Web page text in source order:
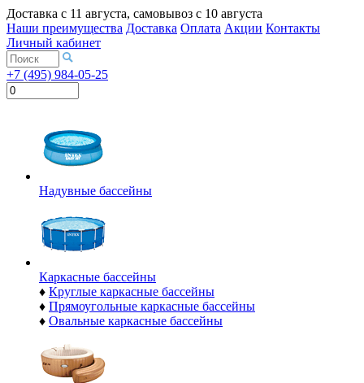
Доставка с 11 августа, самовывоз с 10 августа
Наши преимущества Доставка Оплата Акции Контакты
Личный кабинет
+7 (495) 984-05-25
Надувные бассейны
Каркасные бассейны
♦ Круглые каркасные бассейны
♦ Прямоугольные каркасные бассейны
♦ Овальные каркасные бассейны